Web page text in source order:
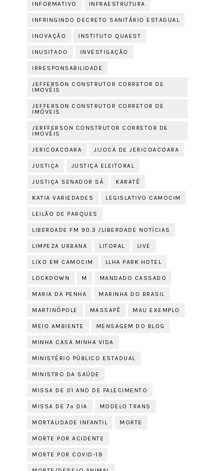
INFORMATIVO INFRAESTRUTURA
INFRINGINDO DECRETO SANITÁRIO ESTADUAL
INOVAÇÃO INSTITUTO QUAEST
INUSITADO INVESTIGAÇÃO
IRRESPONSABILIDADE
JEFFERSON CONSTRUTOR CORRETOR DE
IMOVÉIS
JEFFERSON CONSTRUTOR CORRETOR DE
IMÓVEIS
JERFFERSON CONSTRUTOR CORRETOR DE
IMOVÉIS
JERICOACOARA JIJOCA DE JERICOACOARA
JUSTIÇA JUSTIÇA ELEITORAL
JUSTIÇA SENADOR SÁ KARATÊ
KATIA VARIEDADES LEGISLATIVO CAMOCIM
LEILÃO DE PARQUES
LIBERDADE FM 90.3 /LIBERDADE NOTÍCIAS
LIMPEZA URBANA LITORAL LIVE
LIXO EM CAMOCIM LLHA PARK HOTEL
LOCKDOWN M MANDADO CASSADO
MARIA DA PENHA MARINHA DO BRASIL
MARTINÓPOLE MASSAPÊ MAU EXEMPLO
MEIO AMBIENTE MENSAGEM DO BLOG
MINHA CASA MINHA VIDA
MINISTÉRIO PÚBLICO ESTADUAL
MINISTRO DA SAÚDE
MISSA DE 01 ANO DE FALECIMENTO
MISSA DE 7º DIA MODELO TRANS
MORTALIDADE INFANTIL MORTE
MORTE POR ACIDENTE
MORTE POR COVID-19